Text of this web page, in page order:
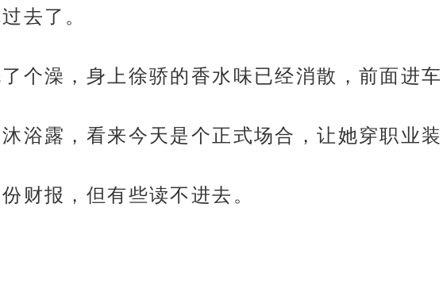
去了。
个澡，身上徐骄的香水味已经消散，前面进
浴露，看来今天是个正式场合，让她穿职业
财报，但有些读不进去。